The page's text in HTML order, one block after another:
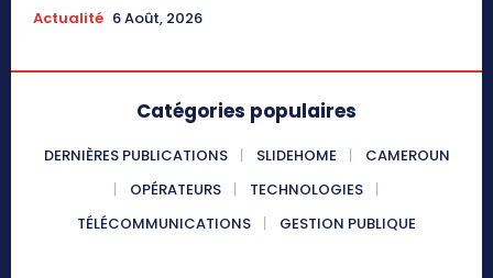
Actualité 6 Août, 2026
Catégories populaires
DERNIÈRES PUBLICATIONS SLIDEHOME
CAMEROUN
OPÉRATEURS
TECHNOLOGIES
TÉLÉCOMMUNICATIONS
GESTION PUBLIQUE